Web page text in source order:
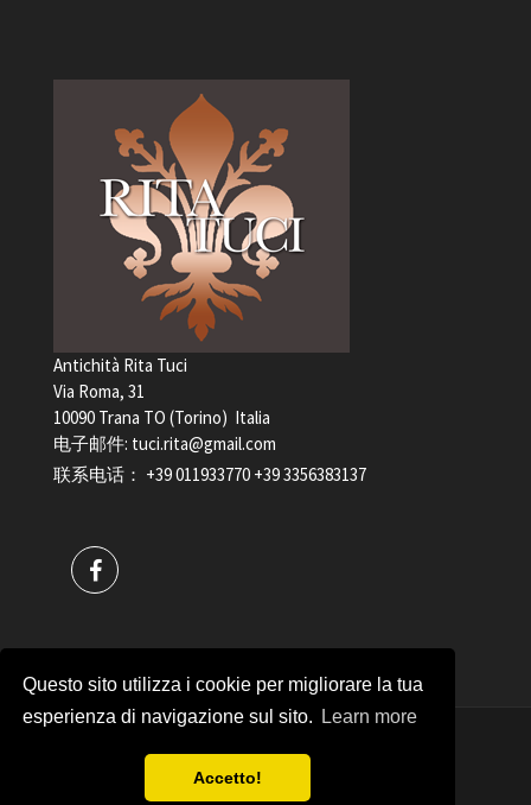
Questo sito utilizza i cookie per migliorare la tua
esperienza di navigazione sul sito.
Learn more
Accetto!
Antichità Rita Tuci
Via Roma, 31
10090 Trana TO (Torino) Italia
电子邮件: tuci.rita@gmail.com
联系电话： +39 011933770 +39 3356383137
Antichità Rita Tuci 增值税 04898240017
Copyrights © 2017